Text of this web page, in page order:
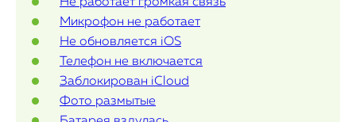
Микрофон не работает
Не обновляется iOS
Телефон не включается
Заблокирован iCloud
Фото размытые